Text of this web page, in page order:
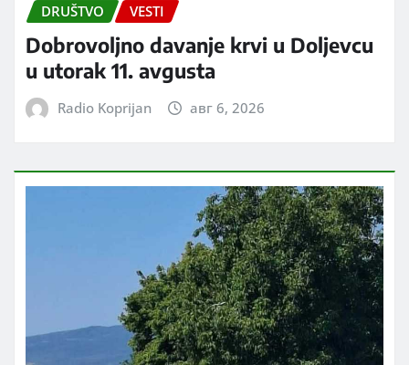
DRUŠTVO VESTI
Dobrovoljno davanje krvi u Doljevcu
u utorak 11. avgusta
Radio Koprijan авг 6, 2026